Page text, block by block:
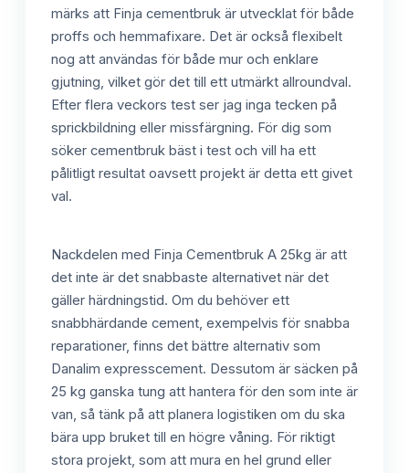
märks att Finja cementbruk är utvecklat för både
proffs och hemmafixare. Det är också flexibelt
nog att användas för både mur och enklare
gjutning, vilket gör det till ett utmärkt allroundval.
Efter flera veckors test ser jag inga tecken på
sprickbildning eller missfärgning. För dig som
söker cementbruk bäst i test och vill ha ett
pålitligt resultat oavsett projekt är detta ett givet
val.
Nackdelen med Finja Cementbruk A 25kg är att
det inte är det snabbaste alternativet när det
gäller härdningstid. Om du behöver ett
snabbhärdande cement, exempelvis för snabba
reparationer, finns det bättre alternativ som
Danalim expresscement. Dessutom är säcken på
25 kg ganska tung att hantera för den som inte är
van, så tänk på att planera logistiken om du ska
bära upp bruket till en högre våning. För riktigt
stora projekt, som att mura en hel grund eller